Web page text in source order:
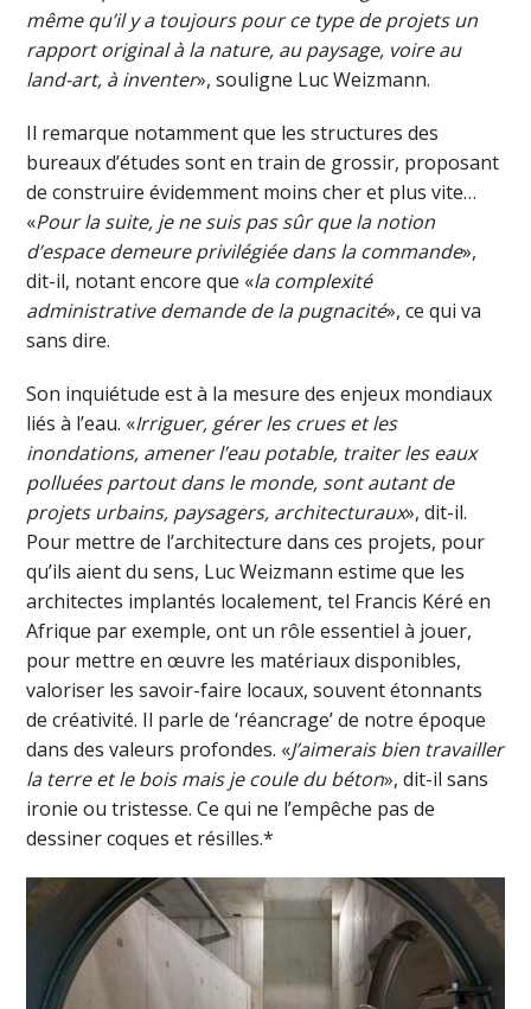
même qu’il y a toujours pour ce type de projets un
rapport original à la nature, au paysage, voire au
land-art, à inventer», souligne Luc Weizmann.
Il remarque notamment que les structures des
bureaux d’études sont en train de grossir, proposant
de construire évidemment moins cher et plus vite…
«Pour la suite, je ne suis pas sûr que la notion
d’espace demeure privilégiée dans la commande»,
dit-il, notant encore que «la complexité
administrative demande de la pugnacité», ce qui va
sans dire.
Son inquiétude est à la mesure des enjeux mondiaux
liés à l’eau. «Irriguer, gérer les crues et les
inondations, amener l’eau potable, traiter les eaux
polluées partout dans le monde, sont autant de
projets urbains, paysagers, architecturaux», dit-il.
Pour mettre de l’architecture dans ces projets, pour
qu’ils aient du sens, Luc Weizmann estime que les
architectes implantés localement, tel Francis Kéré en
Afrique par exemple, ont un rôle essentiel à jouer,
pour mettre en œuvre les matériaux disponibles,
valoriser les savoir-faire locaux, souvent étonnants
de créativité. Il parle de ‘réancrage’ de notre époque
dans des valeurs profondes. «J’aimerais bien travailler
la terre et le bois mais je coule du béton», dit-il sans
ironie ou tristesse. Ce qui ne l’empêche pas de
dessiner coques et résilles.*